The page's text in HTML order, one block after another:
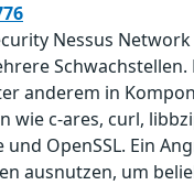
Nessus
Schwachstellen.
anderem in
wie c-ares, curl,
und OpenSSL. Ein
ausnutzen, um